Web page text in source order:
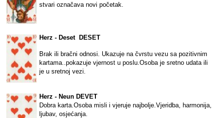
stvari označava novi početak.
Herz - Deset DESET
Brak ili bračni odnosi. Ukazuje na čvrstu vezu sa pozitivnim
kartama..pokazuje vjernost u poslu.Osoba je sretno udata ili
je u sretnoj vezi.
Herz - Neun DEVET
Dobra karta.Osoba misli i vjeruje najbolje.Vjeridba, harmonija,
ljubav, osjećanja.